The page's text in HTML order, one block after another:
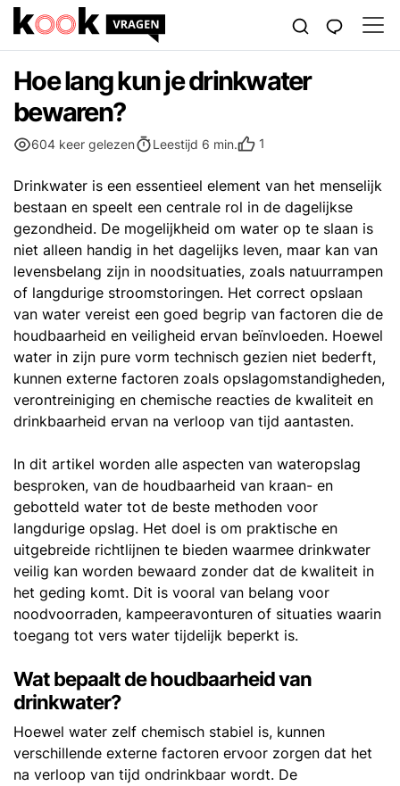
Hoe lang kun je drinkwater
bewaren?
604 keer gelezen Leestijd 6 min. 1
Drinkwater is een essentieel element van het menselijk
bestaan en speelt een centrale rol in de dagelijkse
gezondheid. De mogelijkheid om water op te slaan is
niet alleen handig in het dagelijks leven, maar kan van
levensbelang zijn in noodsituaties, zoals natuurrampen
of langdurige stroomstoringen. Het correct opslaan
van water vereist een goed begrip van factoren die de
houdbaarheid en veiligheid ervan beïnvloeden. Hoewel
water in zijn pure vorm technisch gezien niet bederft,
kunnen externe factoren zoals opslagomstandigheden,
verontreiniging en chemische reacties de kwaliteit en
drinkbaarheid ervan na verloop van tijd aantasten.
In dit artikel worden alle aspecten van wateropslag
besproken, van de houdbaarheid van kraan- en
gebotteld water tot de beste methoden voor
langdurige opslag. Het doel is om praktische en
uitgebreide richtlijnen te bieden waarmee drinkwater
veilig kan worden bewaard zonder dat de kwaliteit in
het geding komt. Dit is vooral van belang voor
noodvoorraden, kampeeravonturen of situaties waarin
toegang tot vers water tijdelijk beperkt is.
Wat bepaalt de houdbaarheid van
drinkwater?
Hoewel water zelf chemisch stabiel is, kunnen
verschillende externe factoren ervoor zorgen dat het
na verloop van tijd ondrinkbaar wordt. De